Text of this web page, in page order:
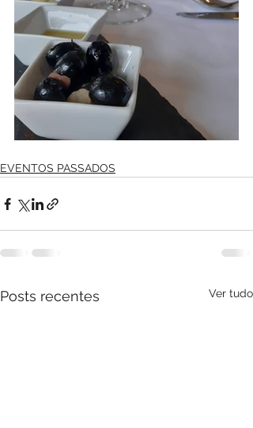
EVENTOS PASSADOS
Posts recentes Ver tudo